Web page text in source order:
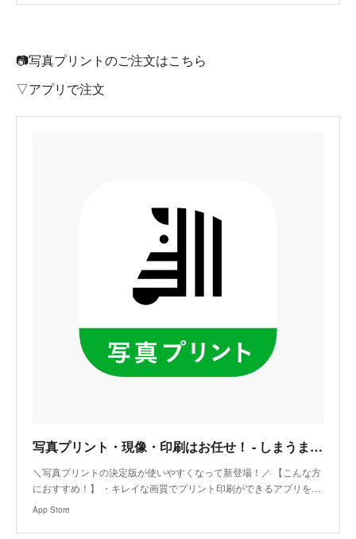
📷写真プリントのご注文はこちら
▽アプリで注文
‎写真プリント・現像・印刷はお任せ！ - しまうまプリント
‎＼写真プリントの決定版が使いやすくなって新登場！／ 【こんな方
におすすめ！】 ・キレイな画質でプリント印刷ができるアプリを…
App Store